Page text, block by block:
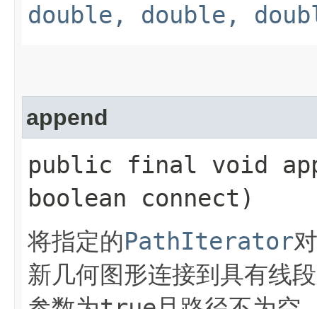
double, double,
append
public final void
boolean connect)
将指定的PathIterator
新几何图形连接到具有线